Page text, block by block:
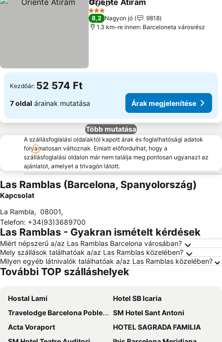
Megosztás
Hozzáadás a kedvencekhez
Oriente Atiram
3 Kategória
8,2 Nagyon jó
9818
1.3 km-re innen: Barceloneta városrész
Kezdőár: 52 574 Ft
7 oldal árainak mutatása Árak megjelenítése
Több mutatása
A szállásfoglalási oldalaktól kapott árak és foglalhatósági adatok
folyamatosan változnak. Emiatt előfordulhat, hogy a
szállásfoglalási oldalon már nem találja meg pontosan ugyanazt az
ajánlatot, amelyet a trivagón látott.
Las Ramblas (Barcelona, Spanyolország)
Kapcsolat
La Rambla, 08001,
Telefon: +34(93)3689700
Las Ramblas - Gyakran ismételt kérdések
Miért népszerű a/az Las Ramblas Barcelona városában?
Mely szállások találhatóak a/az Las Ramblas közelében?
Milyen egyéb látnivalók találhatóak a/az Las Ramblas közelében?
További TOP szálláshelyek
Hostal Lami
Hotel SB Icaria
Travelodge Barcelona Poblenou
SM Hotel Sant Antoni
Acta Voraport
HOTEL SAGRADA FAMILIA